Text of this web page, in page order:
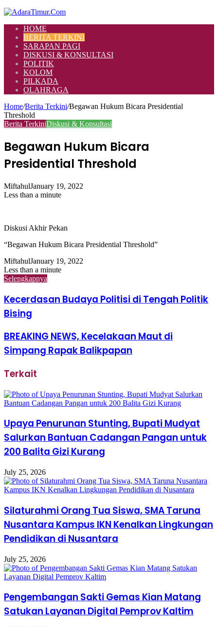
HOME
BERITA TERKINI
SARAPAN PAGI
DISKUSI & KONSULTASI
POLITIK
KOLOM
PILKADA
OLAHRAGA
Home/Berita Terkini/Begawan Hukum Bicara Presidential
Threshold
Berita TerkiniDiskusi & Konsultasi
Begawan Hukum Bicara
Presidential Threshold
MiftahulJanuary 19, 2022
Less than a minute
Diskusi Akhir Pekan
“Begawan Hukum Bicara Presidential Threshold”
MiftahulJanuary 19, 2022
Less than a minute
Selengkapnya
Kecerdasan Budaya Politisi di Tengah Politik
Bising
BREAKING NEWS, Kecelakaan Maut di
Simpang Rapak Balikpapan
Terkait
Upaya Penurunan Stunting, Bupati Mudyat
Salurkan Bantuan Cadangan Pangan untuk
200 Balita Gizi Kurang
July 25, 2026
Silaturahmi Orang Tua Siswa, SMA Taruna
Nusantara Kampus IKN Kenalkan Lingkungan
Pendidikan di Nusantara
July 25, 2026
Pengembangan Sakti Gemas Kian Matang
Satukan Layanan Digital Pemprov Kaltim